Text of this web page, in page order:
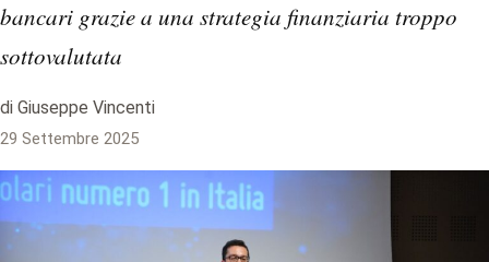
bancari grazie a una strategia finanziaria troppo
sottovalutata
di Giuseppe Vincenti
29 Settembre 2025